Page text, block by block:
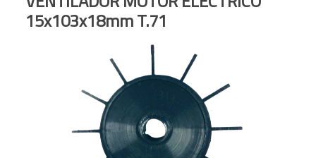
15x103x18mm T.71